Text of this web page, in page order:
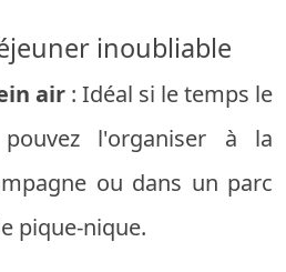
inoubliable
air : Idéal si le temps le
l'organiser à la
ou dans un parc
pique-nique.